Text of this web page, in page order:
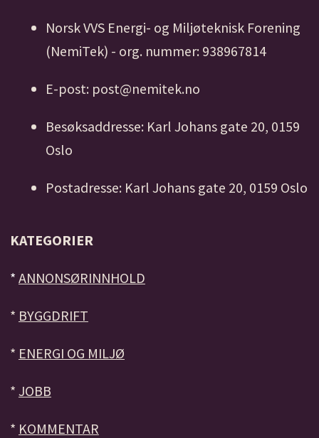
Norsk VVS Energi- og Miljøteknisk Forening
(NemiTek) - org. nummer: 938967814
E-post: post@nemitek.no
Besøksaddresse: Karl Johans gate 20, 0159
Oslo
Postadresse: Karl Johans gate 20, 0159 Oslo
KATEGORIER
* ANNONSØRINNHOLD
* BYGGDRIFT
* ENERGI OG MILJØ
* JOBB
* KOMMENTAR